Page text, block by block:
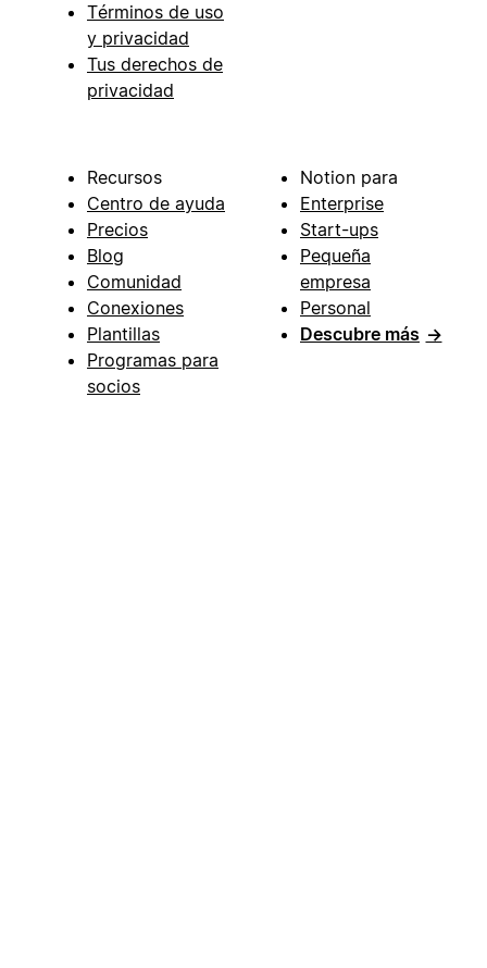
Términos de uso
y privacidad
Tus derechos de
privacidad
Recursos
Centro de ayuda
Precios
Blog
Comunidad
Conexiones
Plantillas
Programas para
socios
Notion para
Enterprise
Start-ups
Pequeña
empresa
Personal
Descubre más →